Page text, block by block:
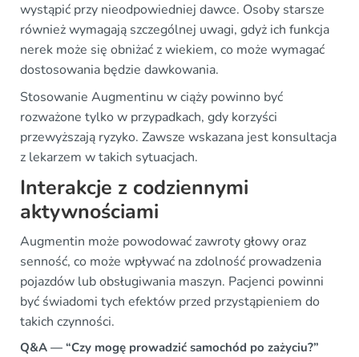
wystąpić przy nieodpowiedniej dawce. Osoby starsze
również wymagają szczególnej uwagi, gdyż ich funkcja
nerek może się obniżać z wiekiem, co może wymagać
dostosowania będzie dawkowania.
Stosowanie Augmentinu w ciąży powinno być
rozważone tylko w przypadkach, gdy korzyści
przewyższają ryzyko. Zawsze wskazana jest konsultacja
z lekarzem w takich sytuacjach.
Interakcje z codziennymi
aktywnościami
Augmentin może powodować zawroty głowy oraz
senność, co może wpływać na zdolność prowadzenia
pojazdów lub obsługiwania maszyn. Pacjenci powinni
być świadomi tych efektów przed przystąpieniem do
takich czynności.
Q&A — “Czy mogę prowadzić samochód po zażyciu?”